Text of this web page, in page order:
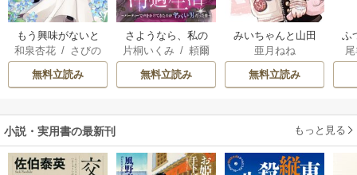
もう興味がないと
離婚された令嬢の
意外と楽しい新生
活
和泉杏花 / さびの
ぶち
無料立読み
さようなら、私の
冷遇生活 ～パーテ
ィーで声をかけて
きたのがヤバい男
片桐いくみ /頼爾
無料立読み
みいちゃんと山田
さん
亜月ねね
無料立読み
ふ
は
小説・実用書の最新刊 もっと見る